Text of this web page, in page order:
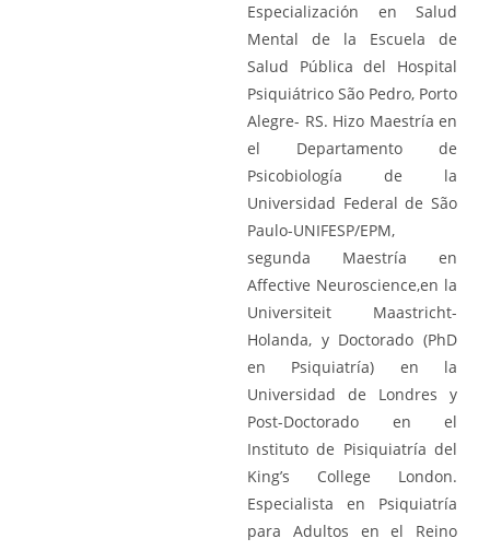
Especialización en Salud
Mental de la Escuela de
Salud Pública del Hospital
Psiquiátrico São Pedro, Porto
Alegre- RS. Hizo Maestría en
el Departamento de
Psicobiología de la
Universidad Federal de São
Paulo-UNIFESP/EPM,
segunda Maestría en
Affective Neuroscience,en la
Universiteit Maastricht-
Holanda, y Doctorado (PhD
en Psiquiatría) en la
Universidad de Londres y
Post-Doctorado en el
Instituto de Pisiquiatría del
King’s College London.
Especialista en Psiquiatría
para Adultos en el Reino